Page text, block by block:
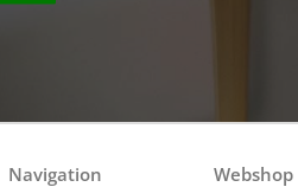
Webshop
Navigation